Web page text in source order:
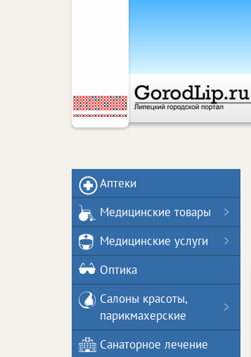
Аптеки
Медицинские товары
Медицинские услуги
Оптика
Салоны красоты,
парикмахерские
Санаторное лечение